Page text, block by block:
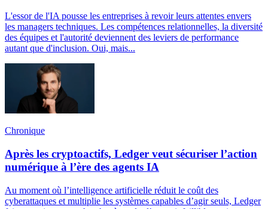
L'essor de l'IA pousse les entreprises à revoir leurs attentes envers
les managers techniques. Les compétences relationnelles, la diversité
des équipes et l'autorité deviennent des leviers de performance
autant que d'inclusion. Oui, mais...
Chronique
Après les cryptoactifs, Ledger veut sécuriser l’action
numérique à l’ère des agents IA
Au moment où l’intelligence artificielle réduit le coût des
cyberattaques et multiplie les systèmes capables d’agir seuls, Ledger